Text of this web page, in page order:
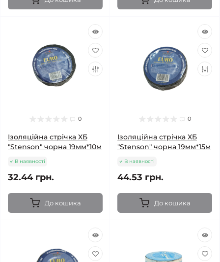
0
Ізоляційна стрічка ХБ
"Stenson" чорна 19мм*10м
В наявності
32.44 грн.
До кошика
0
Ізоляційна стрічка ХБ
"Stenson" чорна 19мм*15м
В наявності
44.53 грн.
До кошика